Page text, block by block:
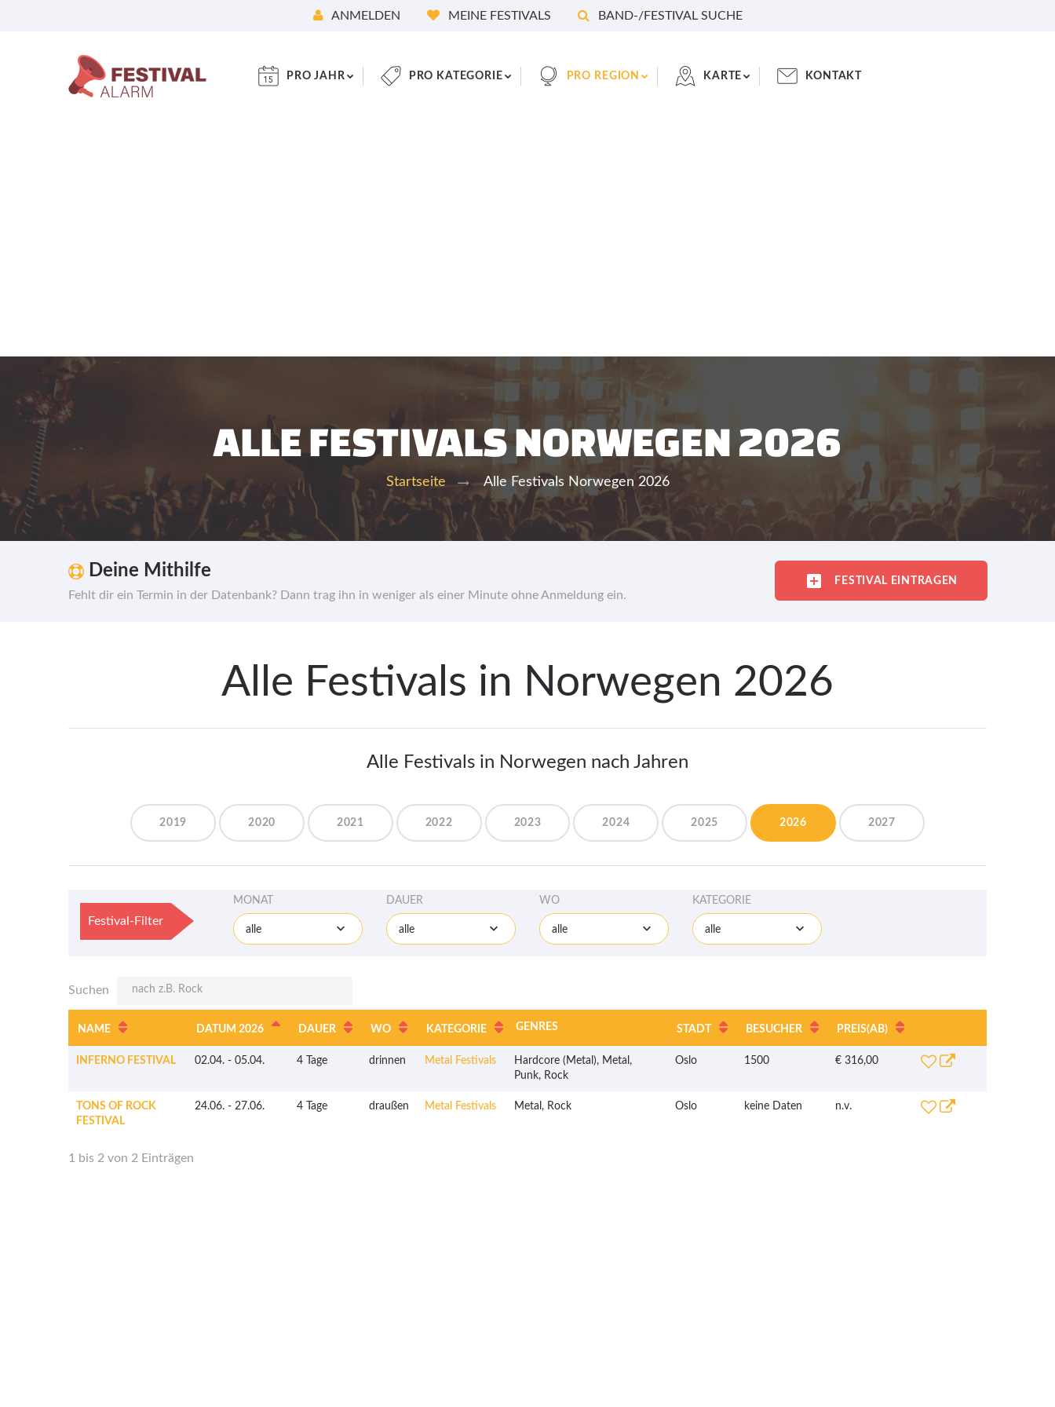
ANMELDEN MEINE FESTIVALS BAND-/FESTIVAL SUCHE
PRO JAHR PRO KATEGORIE PRO REGION KARTE KONTAKT
ALLE FESTIVALS NORWEGEN 2026
Startseite Alle Festivals Norwegen 2026
Deine Mithilfe
Fehlt dir ein Termin in der Datenbank? Dann trag ihn in weniger als einer Minute ohne Anmeldung ein.
FESTIVAL EINTRAGEN
Alle Festivals in Norwegen 2026
Alle Festivals in Norwegen nach Jahren
2019 2020 2021 2022 2023 2024 2025 2026 2027
Festival-Filter
MONAT
alle
DAUER
alle
WO
alle
KATEGORIE
alle
Suchen
NAME DATUM 2026 DAUER WO KATEGORIE GENRES STADT BESUCHER PREIS(AB)
INFERNO FESTIVAL 02.04. - 05.04. 4 Tage drinnen Metal Festivals
Hardcore (Metal), Metal,
Punk, Rock
Oslo 1500 € 316,00
TONS OF ROCK
FESTIVAL
24.06. - 27.06. 4 Tage draußen Metal Festivals Metal, Rock Oslo keine Daten n.v.
1 bis 2 von 2 Einträgen